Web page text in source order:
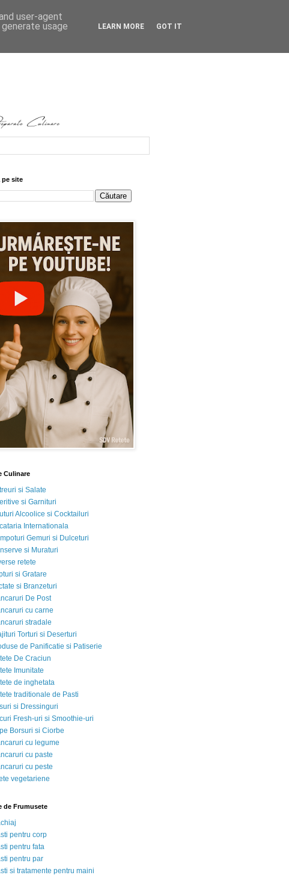
pe site
Culinare
si Salate
si Garnituri
Alcoolice si Cocktailuri
Internationala
Gemuri si Dulceturi
si Muraturi
retete
si Gratare
si Branzeturi
De Post
cu carne
stradale
Torturi si Deserturi
de Panificatie si Patiserie
De Craciun
Imunitate
de inghetata
traditionale de Pasti
si Dressinguri
Fresh-uri si Smoothie-uri
Borsuri si Ciorbe
cu legume
cu paste
cu peste
vegetariene
de Frumusete
pentru corp
pentru fata
pentru par
si tratamente pentru maini
user-agent
usage
LEARN MORE GOT IT